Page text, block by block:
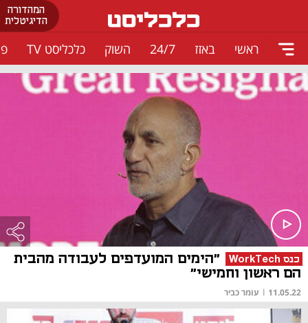
המהדורה
הדיגיטלית
ראשי באזז 24/7 השוק כלכליסט TV
כנס WorkTech
"הימים המועדפים לעבודה מהבית
הם ראשון וחמישי"
11.05.22
| עומר כביר